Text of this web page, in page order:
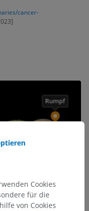
cancer-
Cookies
für die
von Cookies